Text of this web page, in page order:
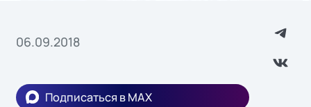
06.09.2018
Подписаться в MAX